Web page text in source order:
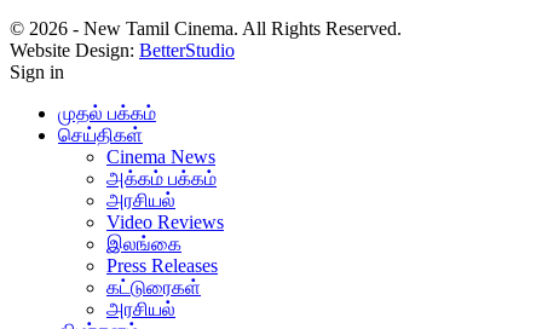
© 2026 - New Tamil Cinema. All Rights Reserved.
Website Design: BetterStudio
Sign in
முதல் பக்கம்
செய்திகள்
Cinema News
அக்கம் பக்கம்
அரசியல்
Video Reviews
இலங்கை
Press Releases
கட்டுரைகள்
அரசியல்